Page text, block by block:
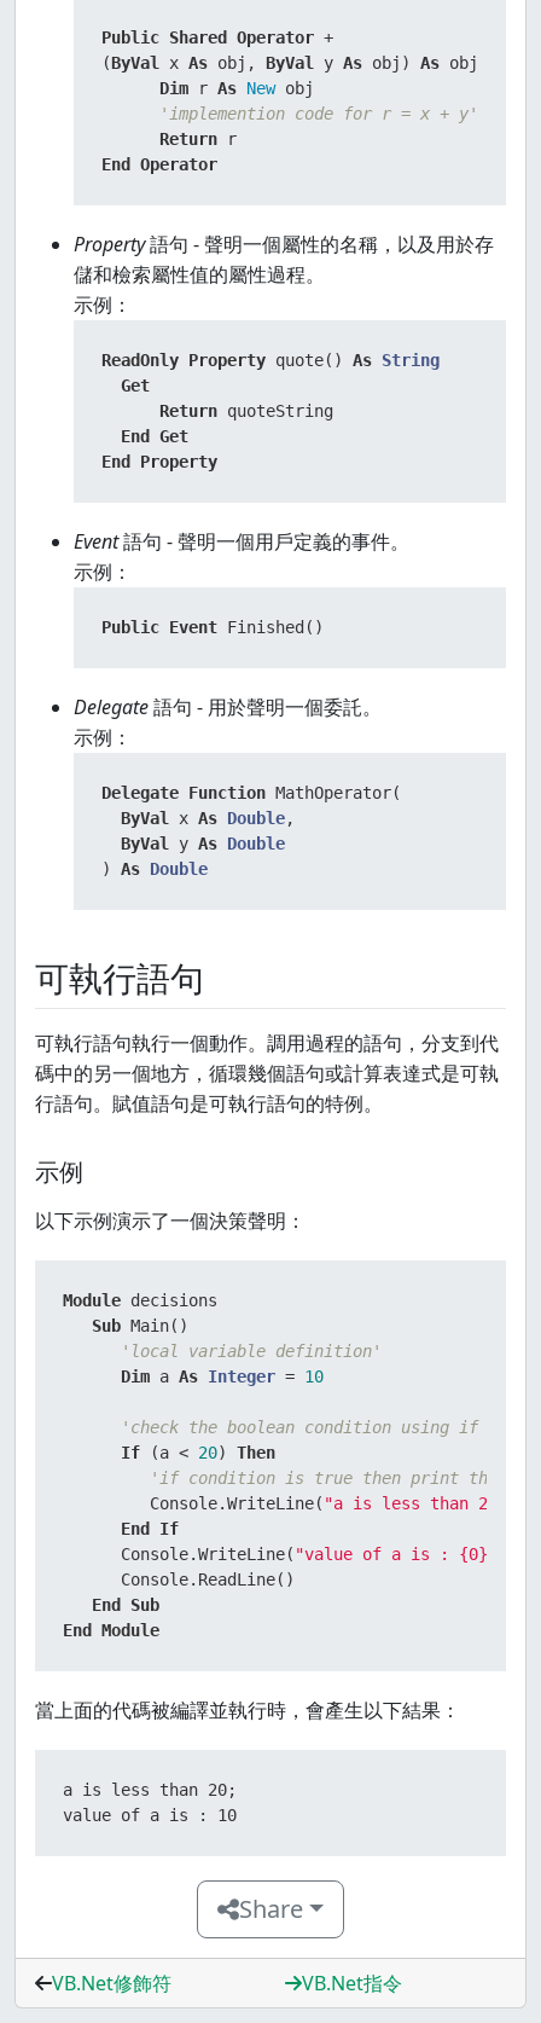
Public Shared Operator +
(ByVal x As obj, ByVal y As obj) As obj
Dim r As New obj
'implemention code for r = x + y'
Return
End
Operator
Property語句 - 聲明一個屬性的名稱，以及用於存
儲和檢索屬性值的屬性過程。
示例：
ReadOnly Property quote() As String
Get
Return quoteString
End
Get
End
Property
Event語句 - 聲明一個用戶定義的事件。
示例：
Public Event Finished()
Delegate語句 - 用於聲明一個委託。
示例：
Delegate Function MathOperator(
ByVal
x As Double,
ByVal
y As Double
) As Double
可執行語句
可執行語句執行一個動作。調用過程的語句，分支到代
碼中的另一個地方，循環幾個語句或計算表達式是可執
行語句。賦值語句是可執行語句的特例。
示例
以下示例演示了一個決策聲明：
Module decisions
Sub Main()
'local variable definition'
Dim a As Integer = 10
'check the boolean condition using if
If (a < 20) Then
'if condition is true then print the
         Console.WriteLine(
"a is less than 20"
End
If
      Console.WriteLine(
"value of a is : {0}"
      Console.ReadLine()
End
Sub
End
Module
當上面的代碼被編譯並執行時，會產生以下結果：
a is less than 20;
value of a is : 10
Share
VB.Net修飾符 VB.Net指令